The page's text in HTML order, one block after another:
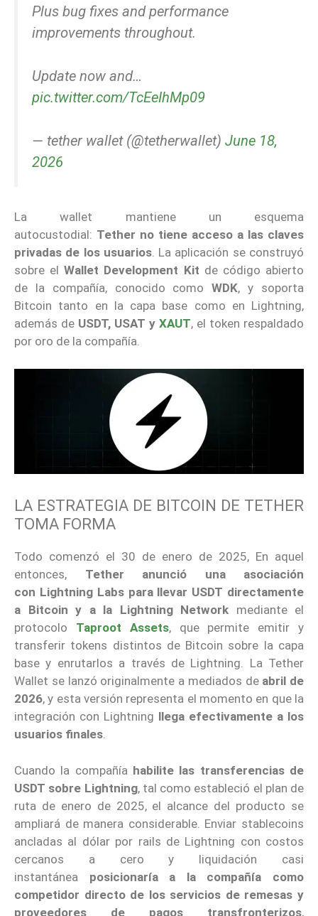
Plus bug fixes and performance
improvements throughout.
Update now and…
pic.twitter.com/TcEeIhMp09
— tether wallet (@tetherwallet) June 18,
2026
La wallet mantiene un esquema
autocustodial: Tether no tiene acceso a las claves
privadas de los usuarios. La aplicación se construyó
sobre elWallet Development Kit de código abierto
de la compañía, conocido comoWDK, y soporta
Bitcoin tanto en la capa base como en Lightning,
además de USDT, USAT y XAUT, el token respaldado
por oro de la compañía.
LA ESTRATEGIA DE BITCOIN DE TETHER
TOMA FORMA
Todo comenzó el 30 de enero de 2025, En aquel
entonces, Tether anunció una asociación
con Lightning Labs para llevar USDT directamente
a Bitcoin y a la Lightning Network mediante el
protocolo Taproot Assets, que permite emitir y
transferir tokens distintos de Bitcoin sobre la capa
base y enrutarlos a través de Lightning. La Tether
Wallet se lanzó originalmente a mediados de abril de
2026, y esta versión representa el momento en que la
integración con Lightning llega efectivamente a los
usuarios finales.
Cuando la compañía habilite las transferencias de
USDT sobre Lightning, tal como estableció el plan de
ruta de enero de 2025, el alcance del producto se
ampliará de manera considerable. Enviar stablecoins
ancladas al dólar por rails de Lightning con costos
cercanos a cero y liquidación casi
instantánea posicionaría a la compañía como
competidor directo de los servicios de remesas y
proveedores de pagos transfronterizos,